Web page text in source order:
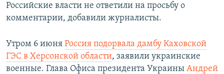
Российские власти не ответили на просьбу о
комментарии, добавили журналисты.
Утром 6 июня Россия подорвала дамбу Каховской
ГЭС в Херсонской области, заявили украинские
военные. Глава Офиса президента Украины Андрей